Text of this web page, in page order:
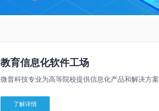
教育信息化软件工场
微普科技专业为高等院校提供信息化产品和解决方案
了解详情